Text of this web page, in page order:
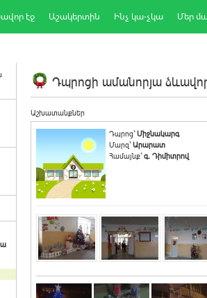
էջ Աշակերտին Ինչ կա-չկա Մեր
Դպրոցի ամանորյա
Աշխատանքներ
Դպրոց`Միջնակարգ
Մարզ`Արարատ
Համայնք`գ. Դիմիտրով